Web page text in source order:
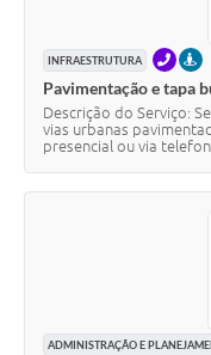
INFRAESTRUTURA
Pavimentação e tapa
Descrição do Serviço:
vias urbanas
presencial ou via
ADMINISTRAÇÃO E